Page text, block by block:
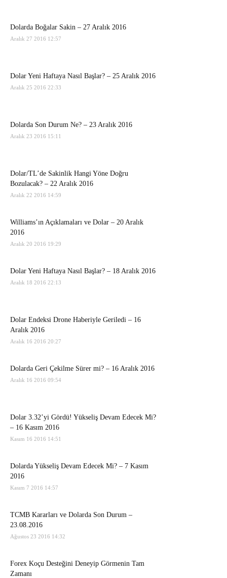
Dolarda Boğalar Sakin – 27 Aralık 2016
Aralık 27 2016 12:57
Dolar Yeni Haftaya Nasıl Başlar? – 25 Aralık 2016
Aralık 25 2016 22:33
Dolarda Son Durum Ne? – 23 Aralık 2016
Aralık 23 2016 15:11
Dolar/TL’de Sakinlik Hangi Yöne Doğru
Bozulacak? – 22 Aralık 2016
Aralık 22 2016 14:59
Williams’ın Açıklamaları ve Dolar – 20 Aralık
2016
Aralık 20 2016 19:29
Dolar Yeni Haftaya Nasıl Başlar? – 18 Aralık 2016
Aralık 18 2016 22:13
Dolar Endeksi Drone Haberiyle Geriledi – 16
Aralık 2016
Aralık 16 2016 20:27
Dolarda Geri Çekilme Sürer mi? – 16 Aralık 2016
Aralık 16 2016 09:54
Dolar 3.32’yi Gördü! Yükseliş Devam Edecek Mi?
– 16 Kasım 2016
Kasım 16 2016 14:51
Dolarda Yükseliş Devam Edecek Mi? – 7 Kasım
2016
Kasım 7 2016 14:57
TCMB Kararları ve Dolarda Son Durum –
23.08.2016
Ağustos 23 2016 14:32
Forex Koçu Desteğini Deneyip Görmenin Tam
Zamanı